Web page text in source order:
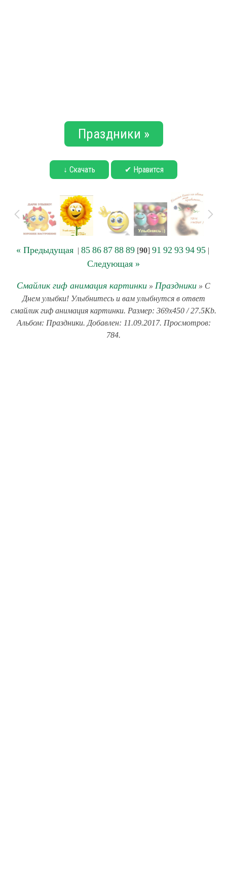
Праздники »
↓ Скачать ✔ Нравится
« Предыдущая| 85 86 87 88 89[90] 91 92 93 94 95|
Следующая »
Смайлик гиф анимация картинки » Праздники » С
Днем улыбки! Улыбнитесь и вам улыбнутся в ответ
смайлик гиф анимация картинки. Размер: 369x450 / 27.5Kb.
Альбом: Праздники. Добавлен: 11.09.2017. Просмотров:
784.